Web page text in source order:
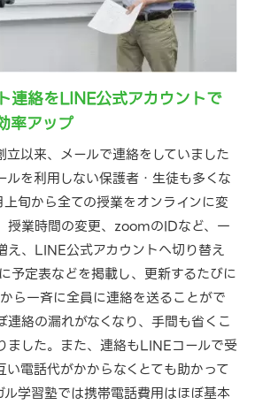
連絡をLINE公式アカウントで
率アップ
立以来、メールで連絡をしていました
ルを利用しない保護者・生徒も多くな
旬から全ての授業をオンラインに変
授業時間の変更、zoomのIDなど、一
え、LINE公式アカウントへ切り替え
予定表などを掲載し、更新するたびに
ら一斉に全員に連絡を送ることがで
連絡の漏れがなくなり、手間も省くこ
ました。また、連絡もLINEコールで受
い電話代がかからなくとても助かって
ル学習塾では携帯電話費用はほぼ基本